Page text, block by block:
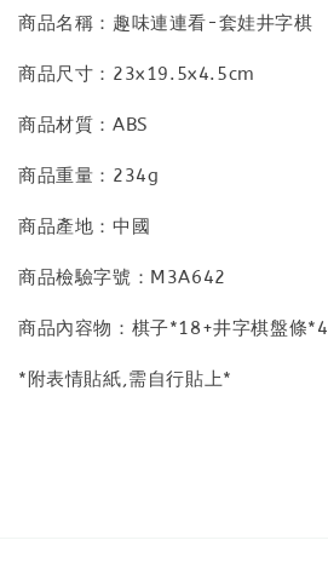
商品名稱：趣味連連看-套娃井字棋
商品尺寸：23x19.5x4.5cm
商品材質：ABS
商品重量：234g
商品產地：中國
商品檢驗字號：M3A642
商品內容物：棋子*18+井字棋盤條*4
*附表情貼紙,需自行貼上*